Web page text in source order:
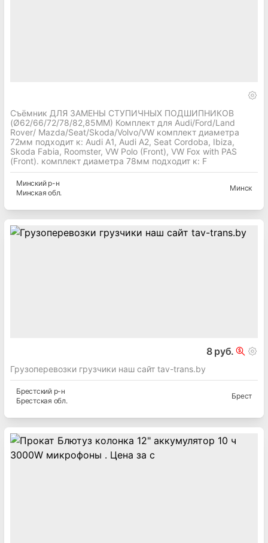
Съёмник ДЛЯ ЗАМЕНЫ СТУПИЧНЫХ ПОДШИПНИКОВ
(Ø62/66/72/78/82,85ММ) Комплект для Audi/Ford/Land
Rover/ Mazda/Seat/Skoda/Volvo/VW комплект диаметра
72мм подходит к: Audi A1, Audi A2, Seat Cordoba, Ibiza,
Skoda Fabia, Roomster, VW Polo (Front), VW Fox with PAS
(Front). комплект диаметра 78мм подходит к: F
Минскийр-н
Минская обл.
Минск
8 руб.
Грузоперевозки грузчики наш сайт tav-trans.by
Брестскийр-н
Брестская обл.
Брест